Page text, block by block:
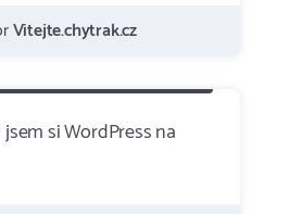
Vitejte.chytrak.cz
si WordPress na